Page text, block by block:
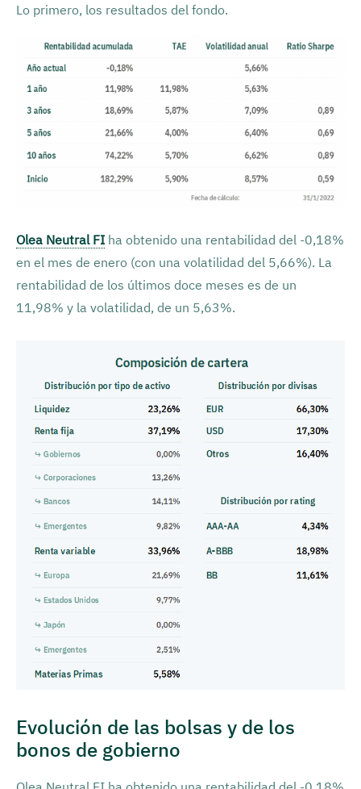
Lo primero, los resultados del fondo.
Olea Neutral FIha obtenido una rentabilidad del -0,18%
en el mes de enero (con una volatilidad del 5,66%). La
rentabilidad de los últimos doce meses es de un
11,98% y la volatilidad, de un 5,63%.
Evolución de las bolsas y de los
bonos de gobierno